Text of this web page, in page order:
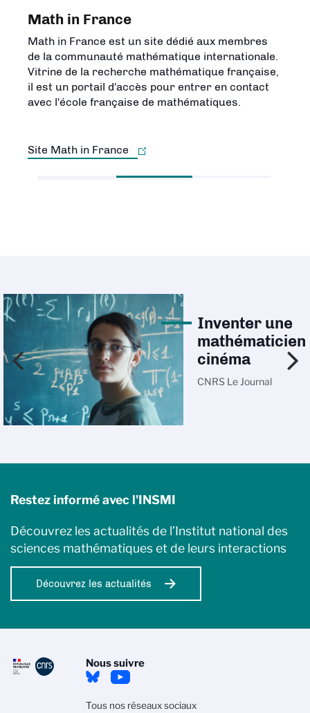
Math in France
Math in France est un site dédié aux membres
de la communauté mathématique internationale.
Vitrine de la recherche mathématique française,
il est un portail d'accès pour entrer en contact
avec l'école française de mathématiques.
Site Math in France
L'Univers des mathématiques
Créée en 2023 par l'Insmi, cette carte met en
image les domaines de la recherche en
mathématiques et montre que les
mathématiques répondent à des questions
concrètes de notre vie courante.
Découvrir la carte
Inventer une
cinéma
CNRS Le Journal
Restez informé avec l'INSMI
Découvrez les actualités de l’Institut national des
sciences mathématiques et de leurs interactions
Découvrez les actualités
Nous suivre
Tous nos réseaux sociaux